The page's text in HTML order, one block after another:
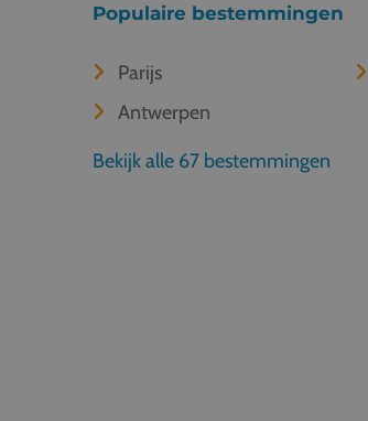
Populaire bestemmingen
Parijs
Antwerpen
Bekijk alle 67 bestemmingen